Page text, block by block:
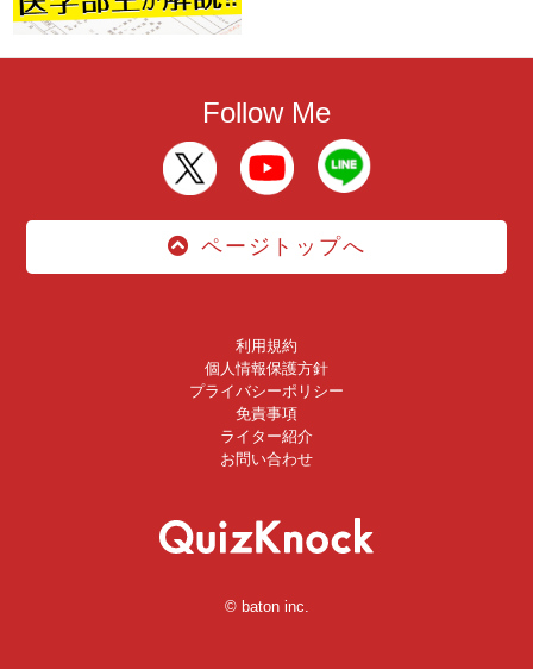
Follow Me
ページトップへ
利用規約
個人情報保護方針
プライバシーポリシー
免責事項
ライター紹介
お問い合わせ
© baton inc.